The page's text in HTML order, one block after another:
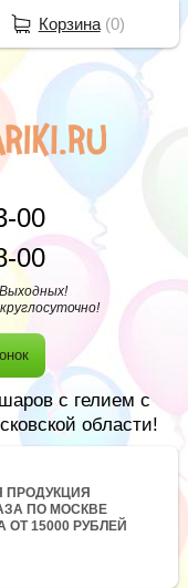
00
00
с гелием с
области!
ПРОДУКЦИЯ
ПО МОСКВЕ
15000 РУБЛЕЙ
Корзина(0)